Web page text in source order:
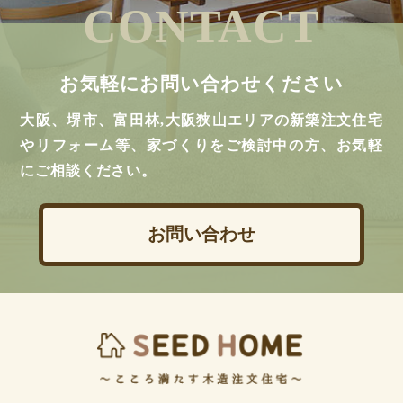
CONTACT
お気軽にお問い合わせください
大阪、堺市、富田林,大阪狭山エリアの新築注文住宅
やリフォーム等、家づくりをご検討中の方、お気軽
にご相談ください。
お問い合わせ